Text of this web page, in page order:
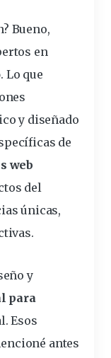
Bueno,
en
. Lo que
y diseñado
de
web
del
únicas,
y
para
Esos
antes